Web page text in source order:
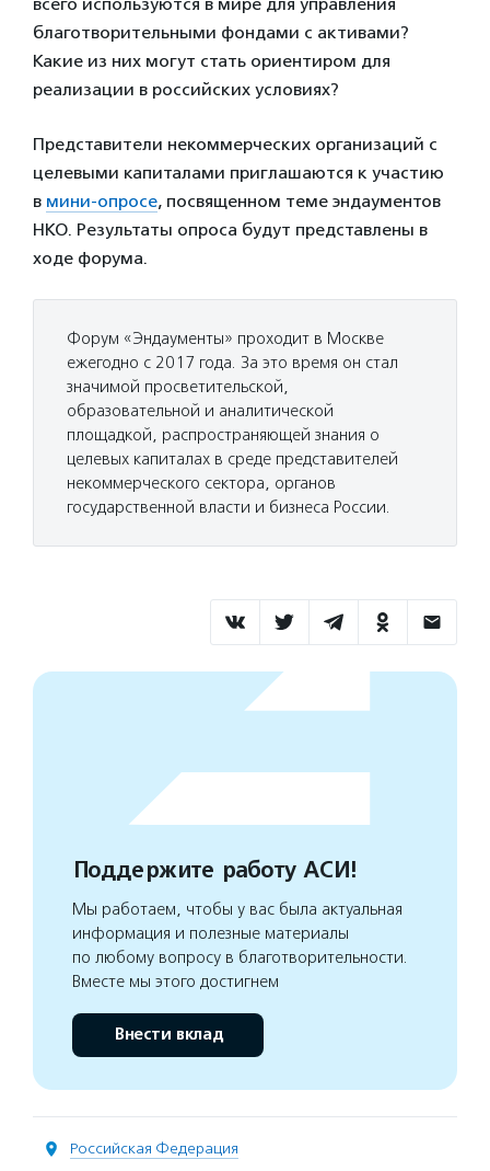
благотворительными фондами с активами?
Какие из них могут стать ориентиром для
реализации в российских условиях?
Представители некоммерческих организаций с
целевыми капиталами приглашаются к участию
в мини-опросе, посвященном теме эндаументов
НКО. Результаты опроса будут представлены в
ходе форума.
Форум «Эндаументы» проходит в Москве
ежегодно с 2017 года. За это время он стал
значимой просветительской,
образовательной и аналитической
площадкой, распространяющей знания о
целевых капиталах в среде представителей
некоммерческого сектора, органов
государственной власти и бизнеса России.
Поддержите работу АСИ!
Мы работаем, чтобы у вас была актуальная
информация и полезные материалы
по любому вопросу в благотворительности.
Вместе мы этого достигнем
Внести вклад
Российская Федерация